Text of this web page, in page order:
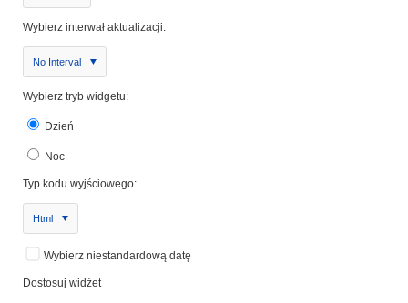
Wybierz interwał aktualizacji:
No Interval
Wybierz tryb widgetu:
Dzień
Noc
Typ kodu wyjściowego:
Html
Wybierz niestandardową datę
Dostosuj widżet